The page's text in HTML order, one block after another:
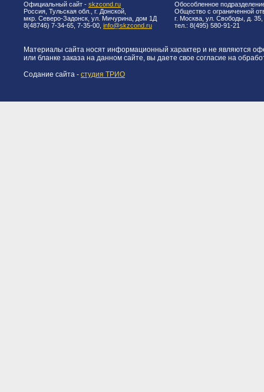
Официальный сайт - skzcond.ru
Россия, Тульская обл., г. Донской,
мкр. Северо-Задонск, ул. Мичурина, дом 1Д
8(48746) 7-34-65, 7-35-00, info@skzcond.ru
Обособленное
Общество с ограниченной
г. Москва, ул. Свободы, д. 35,
тел.: 8(495) 580-91-21
Материалы сайта носят информационный характер и не являются
или бланке заказа на данном сайте, вы даете свое согласие на
Содание сайта - студия ТРИО